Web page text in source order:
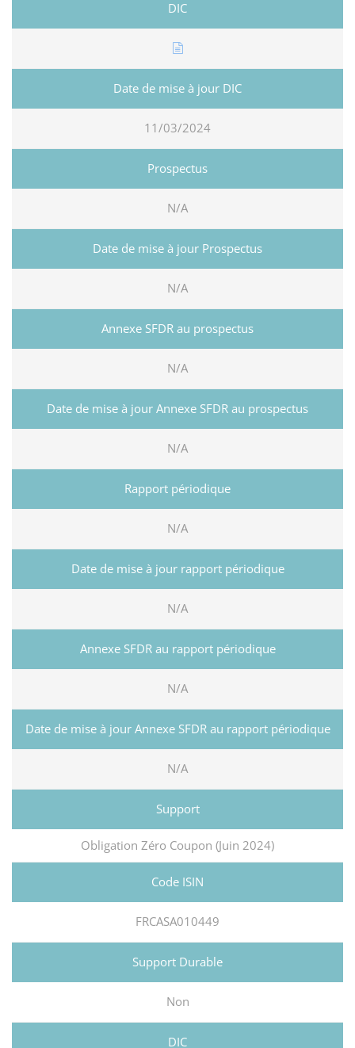
11/03/2024
N/A
N/A
N/A
N/A
N/A
N/A
N/A
N/A
Obligation Zéro Coupon (Juin 2024)
FRCASA010449
Non